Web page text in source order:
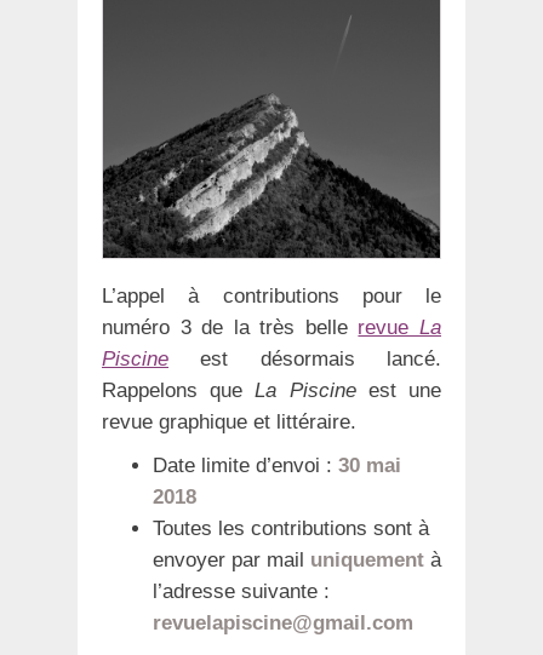
L’appel à contributions pour le
numéro 3 de la très belle revueLa
Piscine est désormais lancé.
Rappelons queLa Piscineest une
revue graphique et littéraire.
Date limite d’envoi : 30 mai
2018
Toutes les contributions sont à
envoyer par mail uniquement à
l’adresse suivante :
revuelapiscine@gmail.com